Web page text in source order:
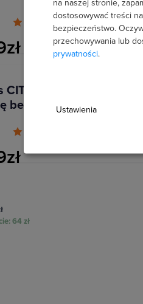
firm
i prawniczych
kursu?
przepisach podatkowych,
CIT w praktyce - rozliczaj
bez błędów
64 zł
na naszej stronie,
dostosowywać treści
bezpieczeństwo.
przechowywania lub
prywatności.
Ustawienia